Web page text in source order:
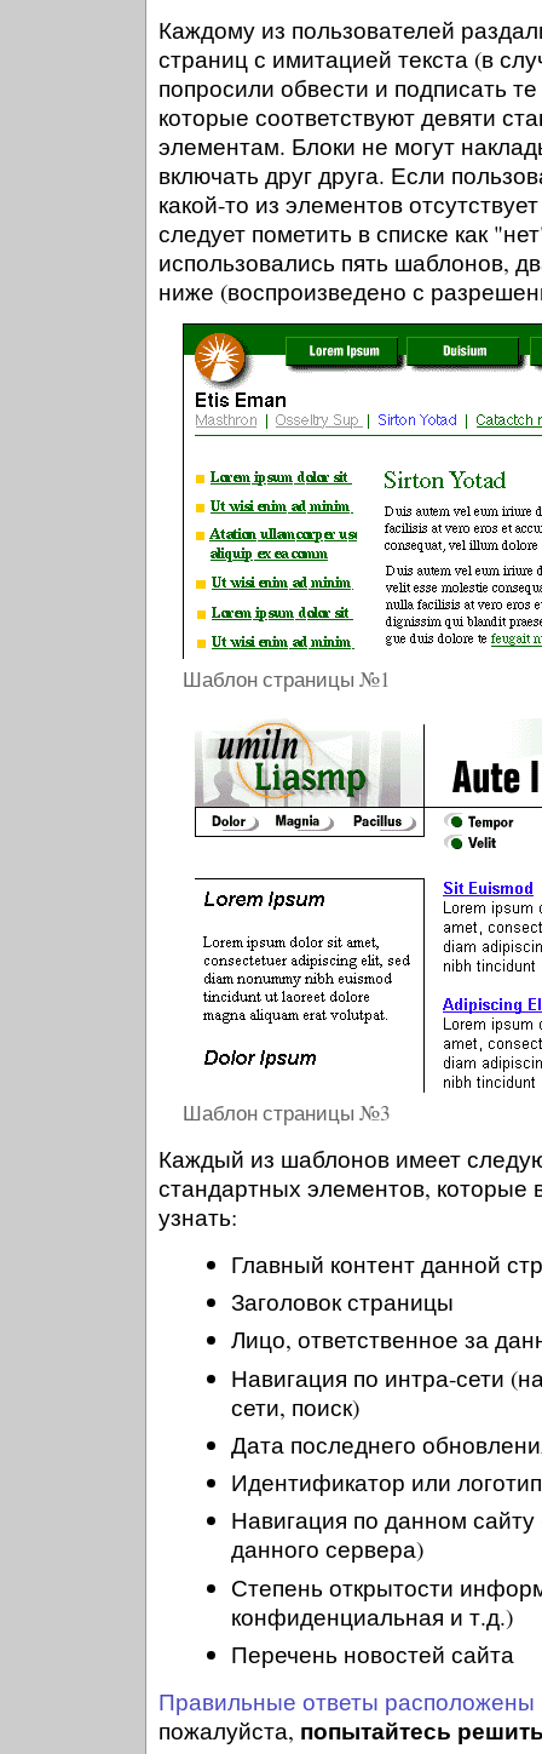
Каждому из пользователей
страниц с имитацией текста (в
попросили обвести и подписать
которые соответствуют девяти
элементам. Блоки не могут
включать друг друга. Если
какой-то из элементов
следует пометить в списке как
использовались пять шаблонов,
ниже (воспроизведено с
Шаблон страницы №1
Шаблон страницы №3
Каждый из шаблонов имеет
стандартных элементов, которые
узнать:
Главный контент данной
Заголовок страницы
Лицо, ответственное за
Навигация по интра-сети
сети, поиск)
Дата последнего
Идентификатор или
Навигация по данном
данного сервера)
Степень открытости
конфиденциальная и т.д.)
Перечень новостей сайта
Правильные ответы расположены
пожалуйста, попытайтесь